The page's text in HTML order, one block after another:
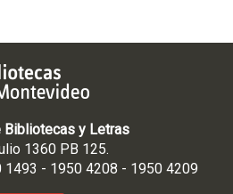
Bibliotecas y Letras
1360 PB 125.
1493 - 1950 4208 - 1950 4209